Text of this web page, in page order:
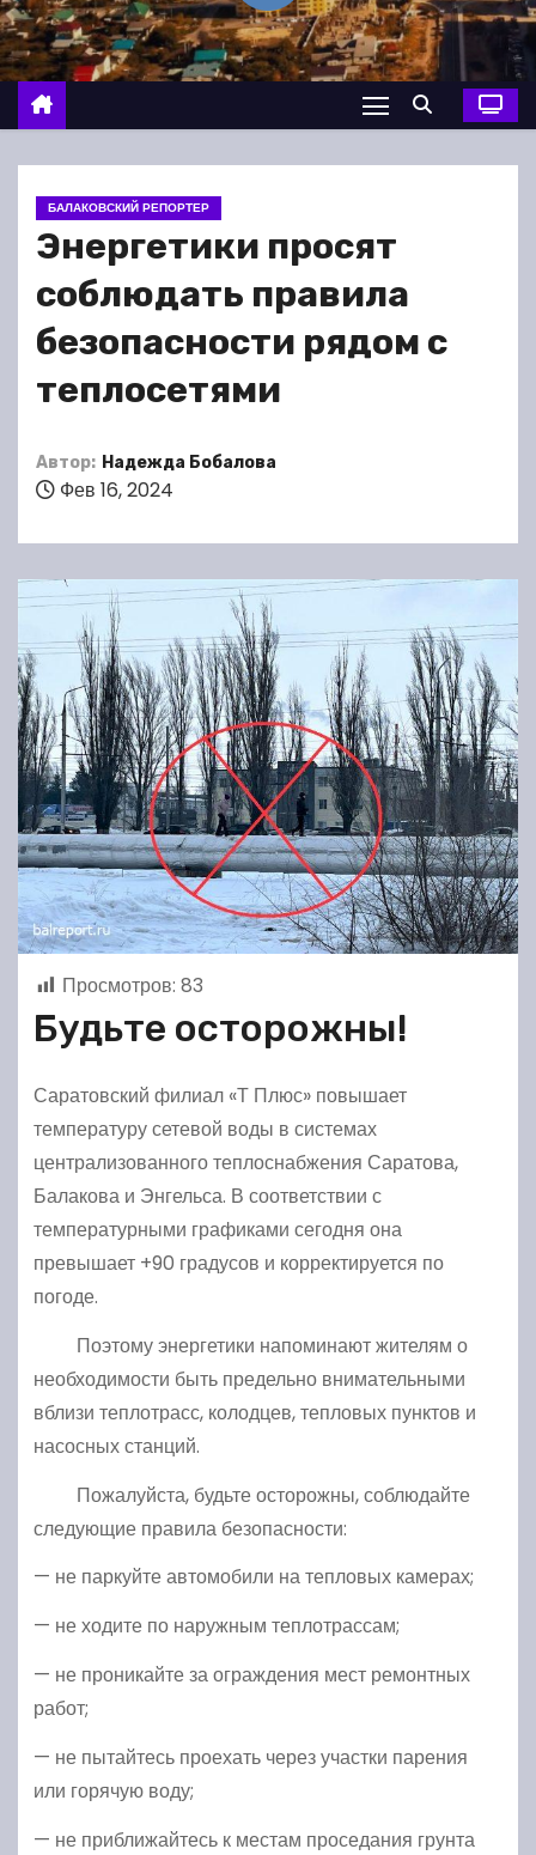
о
м
у
БАЛАКОВСКИЙ РЕПОРТЕР
Энергетики просят
соблюдать правила
безопасности рядом с
теплосетями
Автор: Надежда Бобалова
Фев 16, 2024
Просмотров: 83
Будьте осторожны!
Саратовский филиал «Т Плюс» повышает
температуру сетевой воды в системах
централизованного теплоснабжения Саратова,
Балакова и Энгельса. В соответствии с
температурными графиками сегодня она
превышает +90 градусов и корректируется по
погоде.
Поэтому энергетики напоминают жителям о
необходимости быть предельно внимательными
вблизи теплотрасс, колодцев, тепловых пунктов и
насосных станций.
Пожалуйста, будьте осторожны, соблюдайте
следующие правила безопасности:
— не паркуйте автомобили на тепловых камерах;
— не ходите по наружным теплотрассам;
— не проникайте за ограждения мест ремонтных
работ;
— не пытайтесь проехать через участки парения
или горячую воду;
— не приближайтесь к местам проседания грунта